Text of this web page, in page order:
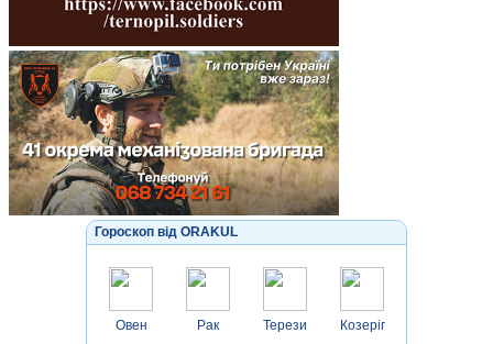
Гороскоп від ORAKUL
Овен Рак Терези Козеріг